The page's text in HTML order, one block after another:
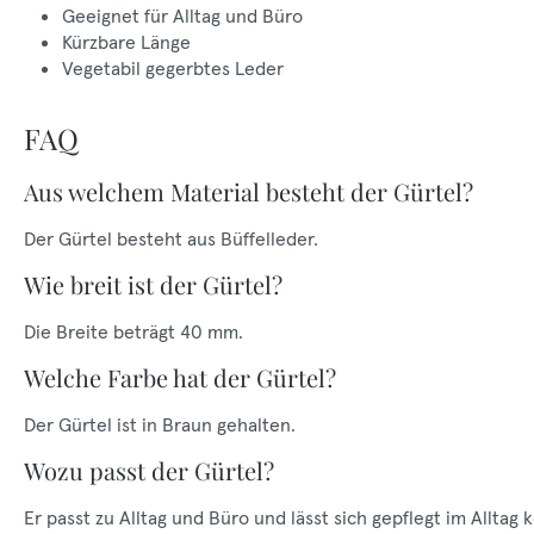
Geeignet für Alltag und Büro
Kürzbare Länge
Vegetabil gegerbtes Leder
FAQ
Aus welchem Material besteht der Gürtel?
Der Gürtel besteht aus Büffelleder.
Wie breit ist der Gürtel?
Die Breite beträgt 40 mm.
Welche Farbe hat der Gürtel?
Der Gürtel ist in Braun gehalten.
Wozu passt der Gürtel?
Er passt zu Alltag und Büro und lässt sich gepflegt im Alltag